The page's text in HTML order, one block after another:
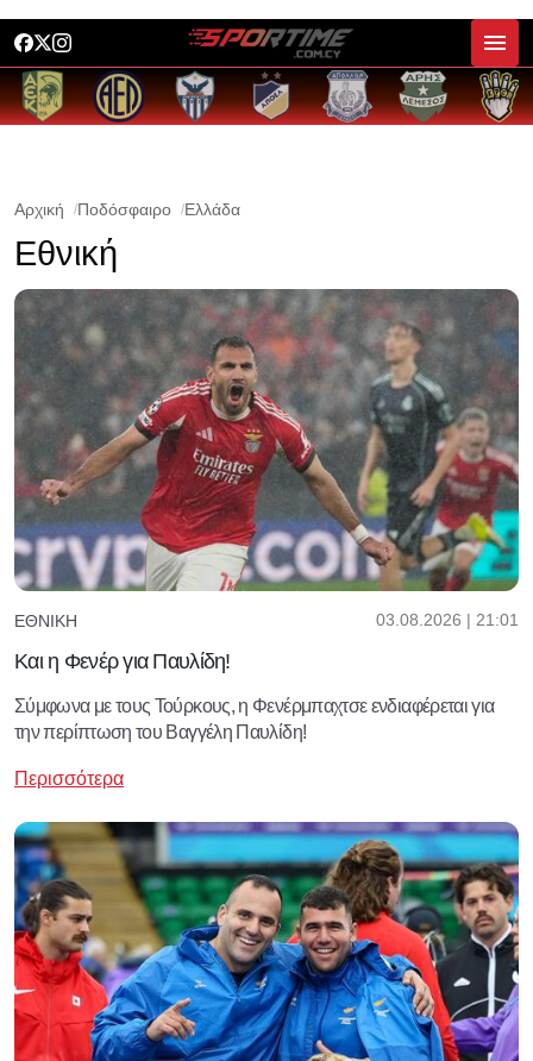
Αρχική Ποδόσφαιρο Ελλάδα
Εθνική
ΕΘΝΙΚΉ 03.08.2026 | 21:01
Και η Φενέρ για Παυλίδη!
Σύμφωνα με τους Τούρκους, η Φενέρμπαχτσε ενδιαφέρεται για
την περίπτωση του Βαγγέλη Παυλίδη!
Περισσότερα